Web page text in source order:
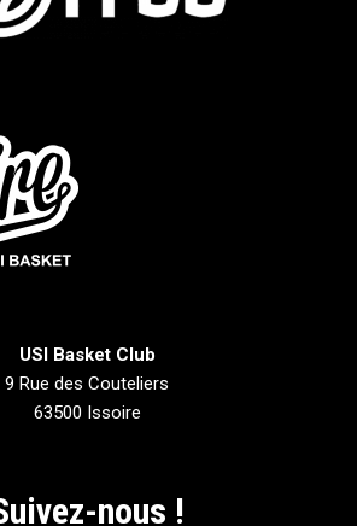
USI Basket Club
9 Rue des Couteliers
63500 Issoire
nous !